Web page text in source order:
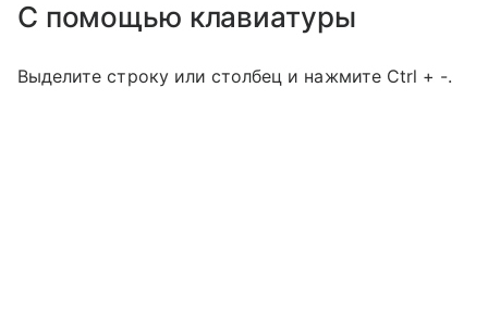
С помощью клавиатуры
Выделите строку или столбец и нажмите Ctrl + -.